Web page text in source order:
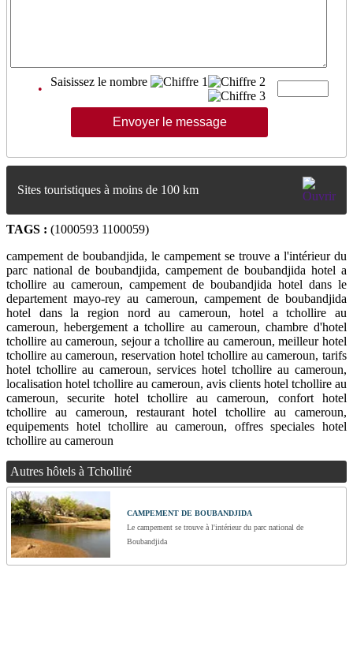
•
Saisissez le nombre
Sites touristiques à moins de 100 km
TAGS : (1000593 1100059)
campement de boubandjida, le campement se trouve a l'intérieur du
parc national de boubandjida, campement de boubandjida hotel a
tchollire au cameroun, campement de boubandjida hotel dans le
departement mayo-rey au cameroun, campement de boubandjida
hotel dans la region nord au cameroun, hotel a tchollire au
cameroun, hebergement a tchollire au cameroun, chambre d'hotel
tchollire au cameroun, sejour a tchollire au cameroun, meilleur hotel
tchollire au cameroun, reservation hotel tchollire au cameroun, tarifs
hotel tchollire au cameroun, services hotel tchollire au cameroun,
localisation hotel tchollire au cameroun, avis clients hotel tchollire au
cameroun, securite hotel tchollire au cameroun, confort hotel
tchollire au cameroun, restaurant hotel tchollire au cameroun,
equipements hotel tchollire au cameroun, offres speciales hotel
tchollire au cameroun
Autres hôtels à Tcholliré
CAMPEMENT DE BOUBANDJIDA
Le campement se trouve à l'intérieur du parc national de
Boubandjida